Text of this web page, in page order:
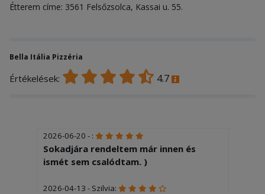
Étterem címe: 3561 Felsőzsolca, Kassai u. 55.
Bella Itália Pizzéria
Értékelések: 4.7
2026-06-20 - :
Sokadjára rendeltem már innen és
ismét sem csalódtam. )
2026-04-13 - Szilvia: